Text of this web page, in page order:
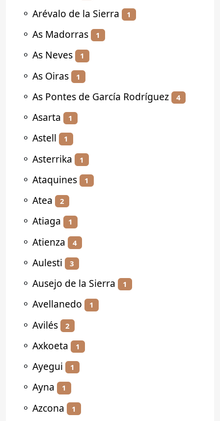
⚬ Arévalo de la Sierra 1
⚬ As Madorras 1
⚬ As Neves 1
⚬ As Oiras 1
⚬ As Pontes de García Rodríguez 4
⚬ Asarta 1
⚬ Astell 1
⚬ Asterrika 1
⚬ Ataquines 1
⚬ Atea 2
⚬ Atiaga 1
⚬ Atienza 4
⚬ Aulesti 3
⚬ Ausejo de la Sierra 1
⚬ Avellanedo 1
⚬ Avilés 2
⚬ Axkoeta 1
⚬ Ayegui 1
⚬ Ayna 1
⚬ Azcona 1